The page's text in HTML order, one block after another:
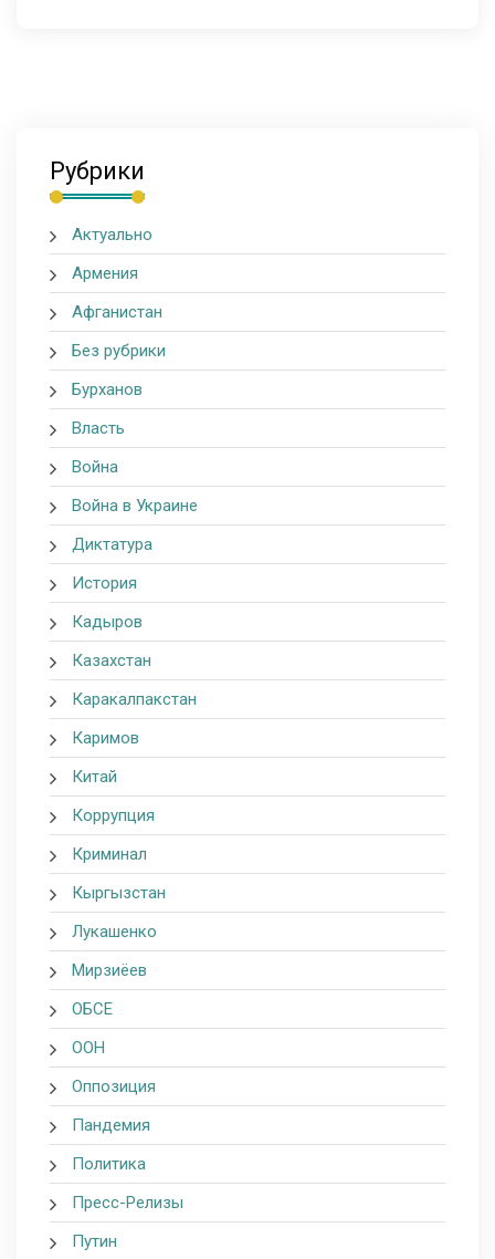
Рубрики
Актуально
Армения
Афганистан
Без рубрики
Бурханов
Власть
Война
Война в Украине
Диктатура
История
Кадыров
Казахстан
Каракалпакстан
Каримов
Китай
Коррупция
Криминал
Кыргызстан
Лукашенко
Мирзиёев
ОБСЕ
ООН
Оппозиция
Пандемия
Политика
Пресс-Релизы
Путин